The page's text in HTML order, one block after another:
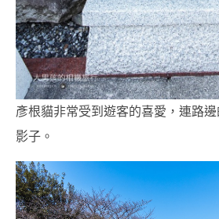
彥根貓非常受到遊客的喜愛，連路
影子。